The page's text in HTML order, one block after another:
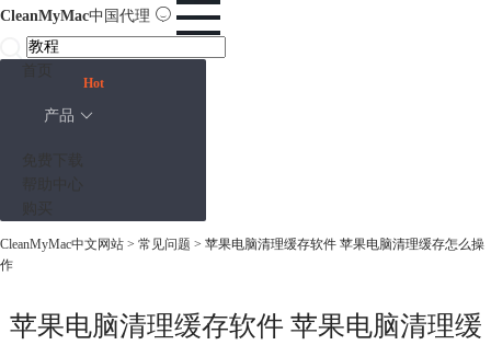
CleanMyMac中国代理
产品
Hot
CleanMyMac中文网站 > 常见问题 > 苹果电脑清理缓存软件 苹果电脑清理缓存怎么操
作
苹果电脑清理缓存软件 苹果电脑清理缓